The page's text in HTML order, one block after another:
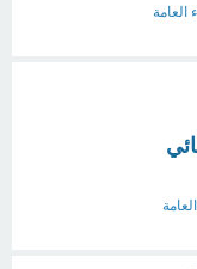
العامة